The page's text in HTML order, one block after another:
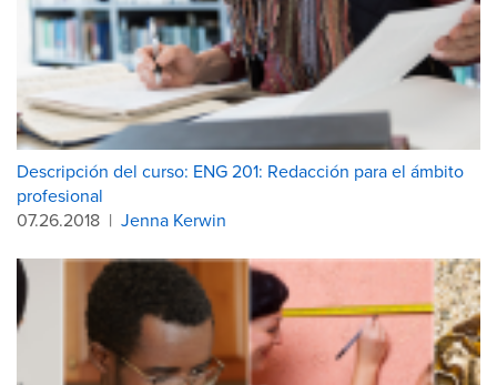
Descripción del curso: ENG 201: Redacción para el ámbito
profesional
07.26.2018 | Jenna Kerwin